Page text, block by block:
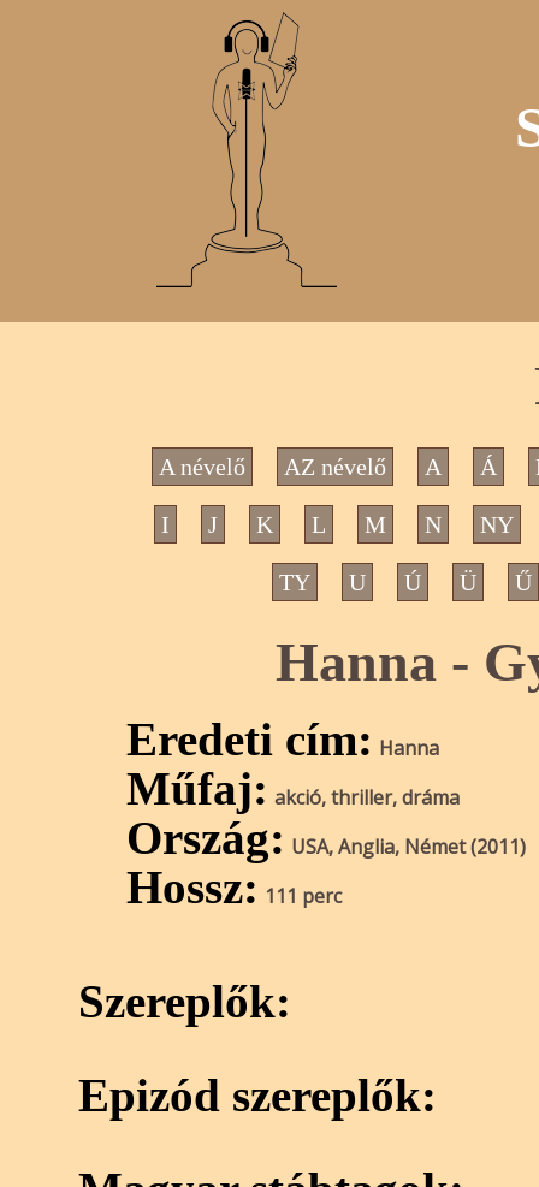
A névelő AZ névelő A Á
I J K L M N NY
TY U Ú Ü Ű
Hanna -
Eredeti cím: Hanna
Műfaj: akció, thriller, dráma
Ország: USA, Anglia, Német (2011)
Hossz: 111 perc
Szereplők:
Epizód szereplők: